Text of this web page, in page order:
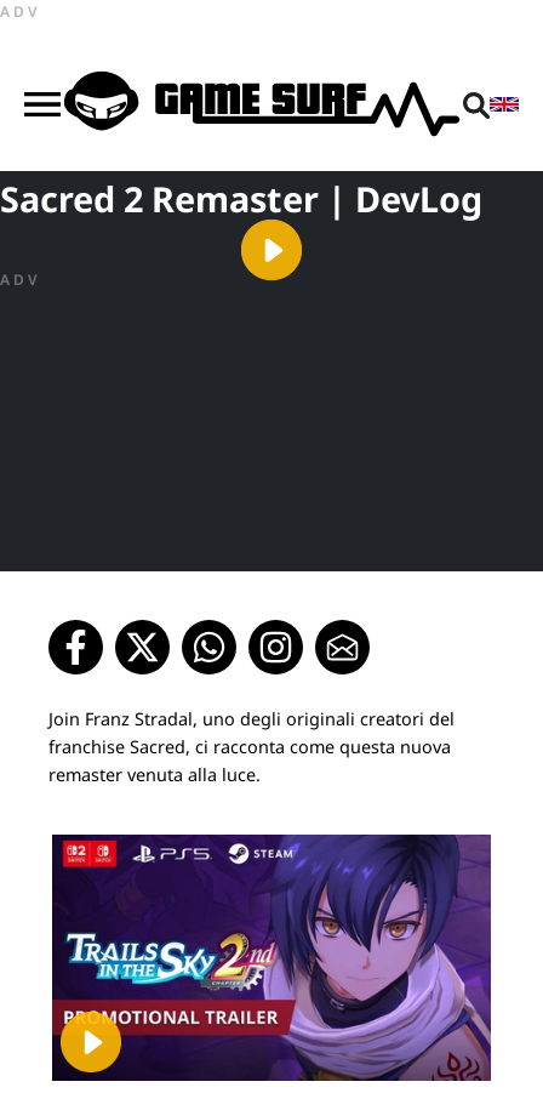
ADV
Sacred 2 Remaster | DevLog
ADV
Join Franz Stradal, uno degli originali creatori del
franchise Sacred, ci racconta come questa nuova
remaster venuta alla luce.